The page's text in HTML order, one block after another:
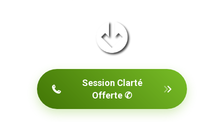
Session Clarté
Offerte ✆